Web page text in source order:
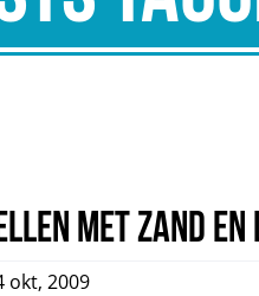
met zand
okt, 2009